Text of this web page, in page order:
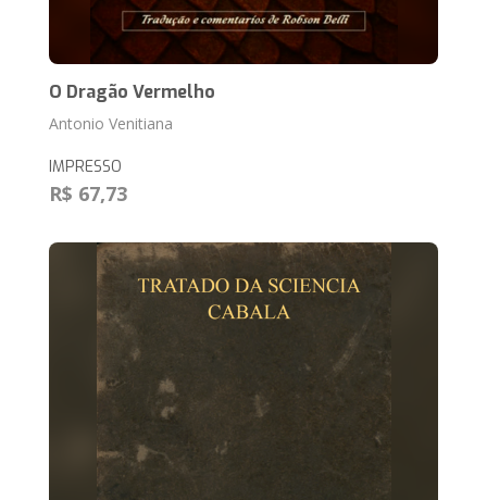
O Dragão Vermelho
Antonio Venitiana
IMPRESSO
R$ 67,73